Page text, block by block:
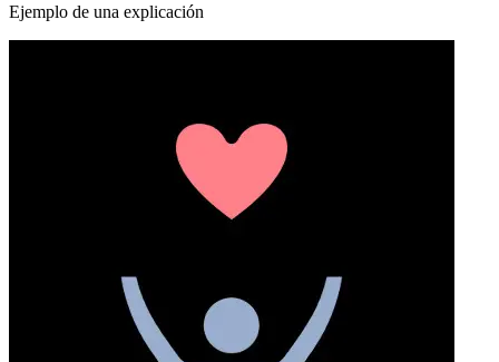
Ejemplo de una explicación